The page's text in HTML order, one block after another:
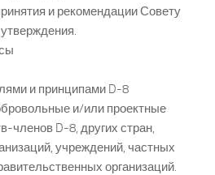
и рекомендации Совету
и принципами D-8
и/или проектные
членов D-8, других стран,
учреждений, частных
организаций.